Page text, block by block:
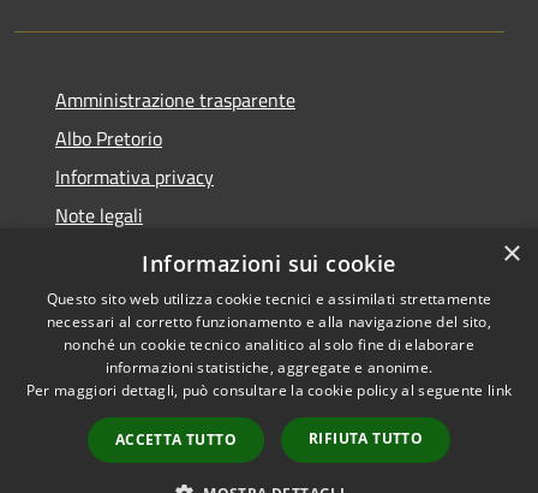
Amministrazione trasparente
Albo Pretorio
Informativa privacy
Note legali
Dichiarazione di accessibilità
Accessibilità
Copyright © 2026 • Comune di
Baranzate • Powered by
Municipium•
Accesso
redazione
×
Informazioni sui cookie
Questo sito web utilizza cookie tecnici e assimilati strettamente
necessari al corretto funzionamento e alla navigazione del sito,
nonché un cookie tecnico analitico al solo fine di elaborare
informazioni statistiche, aggregate e anonime.
Per maggiori dettagli, può consultare la cookie policy al seguente link
ACCETTA TUTTO RIFIUTA TUTTO